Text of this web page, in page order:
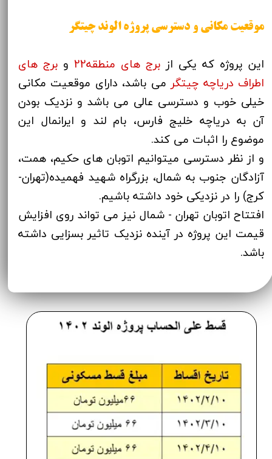
موقعیت مکانی و دسترسی پروژه الوند چیتگر
این پروژه که یکی ازبرج های منطقه22 وبرج های
اطراف دریاچه چیتگر می باشد، دارای موقعیت مکانی
خیلی خوب و دسترسی عالی می باشد و نزدیک بودن
آن به دریاچه خلیج فارس، بام لند و ایرانمال این
موضوع را اثبات می کند.
و از نظر دسترسی میتوانیم اتوبان های حکیم، همت،
آزادگان جنوب به شمال، بزرگراه شهید فهمیده(تهران-
کرج) را در نزدیکی خود داشته باشیم.
افتتاح اتوبان تهران - شمال نیز می تواند روی افزایش
قیمت این پروژه در آینده نزدیک تاثیر بسزایی داشته
باشد.